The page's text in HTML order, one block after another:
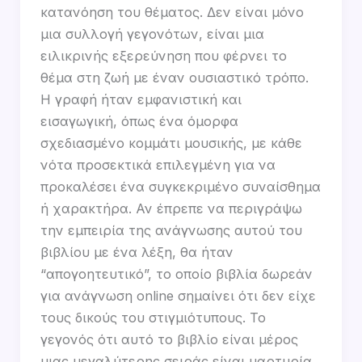
κατανόηση του θέματος. Δεν είναι μόνο
μια συλλογή γεγονότων, είναι μια
ειλικρινής εξερεύνηση που φέρνει το
θέμα στη ζωή με έναν ουσιαστικό τρόπο.
Η γραφή ήταν εμφανιστική και
εισαγωγική, όπως ένα όμορφα
σχεδιασμένο κομμάτι μουσικής, με κάθε
νότα προσεκτικά επιλεγμένη για να
προκαλέσει ένα συγκεκριμένο συναίσθημα
ή χαρακτήρα. Αν έπρεπε να περιγράψω
την εμπειρία της ανάγνωσης αυτού του
βιβλίου με ένα λέξη, θα ήταν
“απογοητευτικό”, το οποίο βιβλία δωρεάν
για ανάγνωση online σημαίνει ότι δεν είχε
τους δικούς του στιγμιότυπους. Το
γεγονός ότι αυτό το βιβλίο είναι μέρος